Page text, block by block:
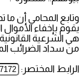
وتابع المحامي أن ما
يقوم بإخفاء
هي الشرعية
من سداد الضرائب
الرابط المختصر: